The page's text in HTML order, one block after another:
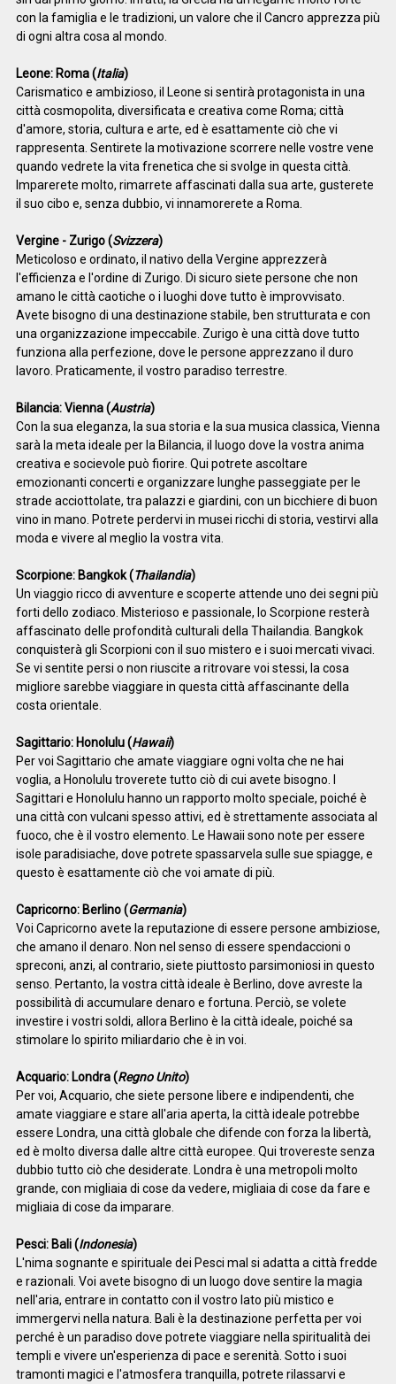
con la famiglia e le tradizioni, un valore che il Cancro apprezza più
di ogni altra cosa al mondo.
Leone: Roma (Italia)
Carismatico e ambizioso, il Leone si sentirà protagonista in una
città cosmopolita, diversificata e creativa come Roma; città
d'amore, storia, cultura e arte, ed è esattamente ciò che vi
rappresenta. Sentirete la motivazione scorrere nelle vostre vene
quando vedrete la vita frenetica che si svolge in questa città.
Imparerete molto, rimarrete affascinati dalla sua arte, gusterete
il suo cibo e, senza dubbio, vi innamorerete a Roma.
Vergine - Zurigo (Svizzera)
Meticoloso e ordinato, il nativo della Vergine apprezzerà
l'efficienza e l'ordine di Zurigo. Di sicuro siete persone che non
amano le città caotiche o i luoghi dove tutto è improvvisato.
Avete bisogno di una destinazione stabile, ben strutturata e con
una organizzazione impeccabile. Zurigo è una città dove tutto
funziona alla perfezione, dove le persone apprezzano il duro
lavoro. Praticamente, il vostro paradiso terrestre.
Bilancia: Vienna (Austria)
Con la sua eleganza, la sua storia e la sua musica classica, Vienna
sarà la meta ideale per la Bilancia, il luogo dove la vostra anima
creativa e socievole può fiorire. Qui potrete ascoltare
emozionanti concerti e organizzare lunghe passeggiate per le
strade acciottolate, tra palazzi e giardini, con un bicchiere di buon
vino in mano. Potrete perdervi in musei ricchi di storia, vestirvi alla
moda e vivere al meglio la vostra vita.
Scorpione: Bangkok (Thailandia)
Un viaggio ricco di avventure e scoperte attende uno dei segni più
forti dello zodiaco. Misterioso e passionale, lo Scorpione resterà
affascinato delle profondità culturali della Thailandia. Bangkok
conquisterà gli Scorpioni con il suo mistero e i suoi mercati vivaci.
Se vi sentite persi o non riuscite a ritrovare voi stessi, la cosa
migliore sarebbe viaggiare in questa città affascinante della
costa orientale.
Sagittario: Honolulu (Hawaii)
Per voi Sagittario che amate viaggiare ogni volta che ne hai
voglia, a Honolulu troverete tutto ciò di cui avete bisogno. I
Sagittari e Honolulu hanno un rapporto molto speciale, poiché è
una città con vulcani spesso attivi, ed è strettamente associata al
fuoco, che è il vostro elemento. Le Hawaii sono note per essere
isole paradisiache, dove potrete spassarvela sulle sue spiagge, e
questo è esattamente ciò che voi amate di più.
Capricorno: Berlino (Germania)
Voi Capricorno avete la reputazione di essere persone ambiziose,
che amano il denaro. Non nel senso di essere spendaccioni o
spreconi, anzi, al contrario, siete piuttosto parsimoniosi in questo
senso. Pertanto, la vostra città ideale è Berlino, dove avreste la
possibilità di accumulare denaro e fortuna. Perciò, se volete
investire i vostri soldi, allora Berlino è la città ideale, poiché sa
stimolare lo spirito miliardario che è in voi.
Acquario: Londra (Regno Unito)
Per voi, Acquario, che siete persone libere e indipendenti, che
amate viaggiare e stare all'aria aperta, la città ideale potrebbe
essere Londra, una città globale che difende con forza la libertà,
ed è molto diversa dalle altre città europee. Qui trovereste senza
dubbio tutto ciò che desiderate. Londra è una metropoli molto
grande, con migliaia di cose da vedere, migliaia di cose da fare e
migliaia di cose da imparare.
Pesci: Bali (Indonesia)
L'nima sognante e spirituale dei Pesci mal si adatta a città fredde
e razionali. Voi avete bisogno di un luogo dove sentire la magia
nell'aria, entrare in contatto con il vostro lato più mistico e
immergervi nella natura. Bali è la destinazione perfetta per voi
perché è un paradiso dove potrete viaggiare nella spiritualità dei
templi e vivere un'esperienza di pace e serenità. Sotto i suoi
tramonti magici e l'atmosfera tranquilla, potrete rilassarvi e